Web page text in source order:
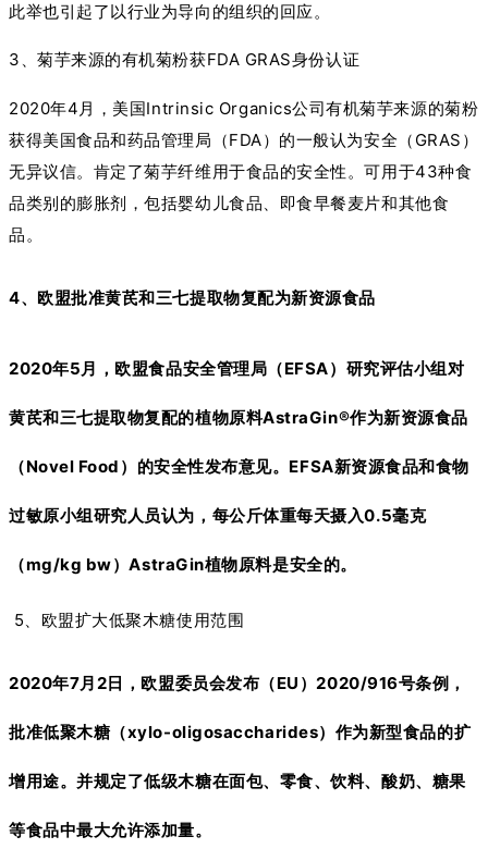
此举也引起了以行业为导向的组织的回应。
3、菊芋来源的有机菊粉获FDA GRAS身份认证
2020年4月，美国Intrinsic Organics公司有机菊芋来源的菊粉
获得美国食品和药品管理局（FDA）的一般认为安全（GRAS）
无异议信。肯定了菊芋纤维用于食品的安全性。可用于43种食
品类别的膨胀剂，包括婴幼儿食品、即食早餐麦片和其他食
品。
4、欧盟批准黄芪和三七提取物复配为新资源食品
2020年5月，欧盟食品安全管理局（EFSA）研究评估小组对
黄芪和三七提取物复配的植物原料AstraGin®作为新资源食品
（Novel Food）的安全性发布意见。EFSA新资源食品和食物
过敏原小组研究人员认为，每公斤体重每天摄入0.5毫克
（mg/kg bw）AstraGin植物原料是安全的。
5、欧盟扩大低聚木糖使用范围
2020年7月2日，欧盟委员会发布（EU）2020/916号条例，
批准低聚木糖（xylo-oligosaccharides）作为新型食品的扩
增用途。并规定了低级木糖在面包、零食、饮料、酸奶、糖果
等食品中最大允许添加量。